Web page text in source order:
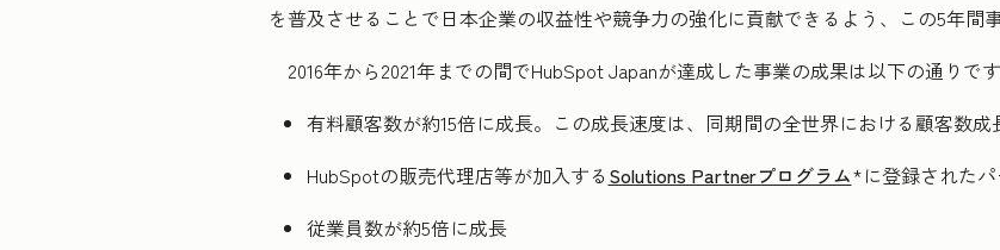
を普及させることで日本企業の収益性や競争力の強化に貢献できるよう、この5年間
2016年から2021年までの間でHubSpot Japanが達成した事業の成果は以下の通りです
有料顧客数が約15倍に成長。この成長速度は、同期間の全世界における顧客数成
HubSpotの販売代理店等が加入するSolutions Partnerプログラム*に登録された
従業員数が約5倍に成長